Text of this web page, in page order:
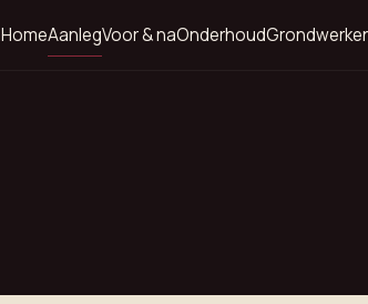
HomeAanlegVoor & naOnderhoud